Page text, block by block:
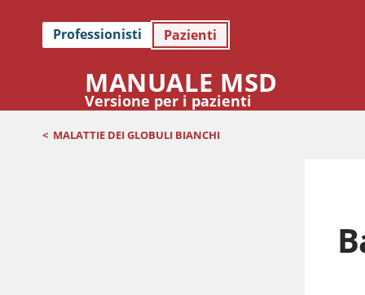
Professionisti Pazienti
MANUALE MSD
Versione per i pazienti
< MALATTIE DEI GLOBULI BIANCHI